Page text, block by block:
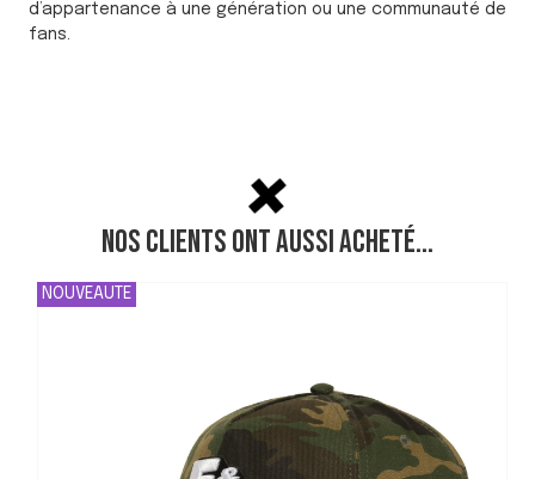
d’appartenance à une génération ou une communauté de
fans.
Nos clients ont aussi acheté...
NOUVEAUTE